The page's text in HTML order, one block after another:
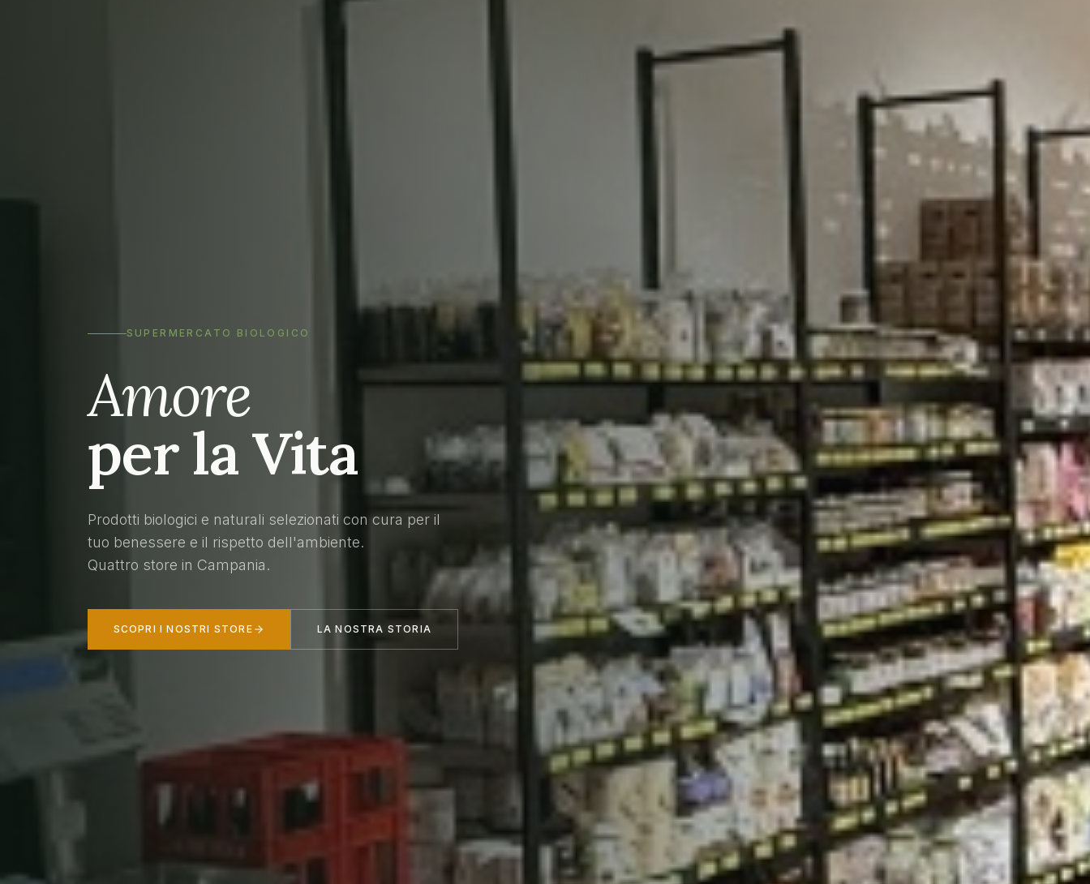
SUPERMERCATO BIOLOGICO
Amore
per la Vita
Prodotti biologici e naturali selezionati con cura per il
tuo benessere e il rispetto dell'ambiente.
Quattro store in Campania.
SCOPRI I NOSTRI STORE LA NOSTRA STORIA